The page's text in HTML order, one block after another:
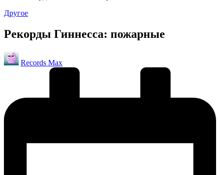
Опубликовано
Другое
Рекорды Гиннесса: пожарные
Запись
от
Records Max